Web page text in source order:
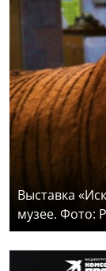
Выставка
музее. Фото: